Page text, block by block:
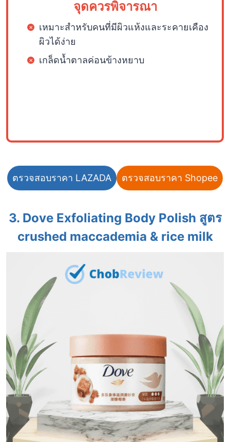
จุดควรพิจารณา
เหมาะสำหรับคนที่มีผิวแห้งและระคายเคือง
ผิวได้ง่าย
เกล็ดน้ำตาลค่อนข้างหยาบ
ตรวจสอบราคา LAZADA ตรวจสอบราคา Shopee
3. Dove Exfoliating Body Polish สูตร
crushed maccademia & rice milk